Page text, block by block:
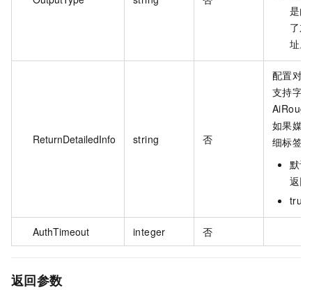
是
了
址。
ReturnDetailedInfo string 否
配置对
支持字
如果媒
细标签
默
返
true
AuthTimeout integer 否
返回参数